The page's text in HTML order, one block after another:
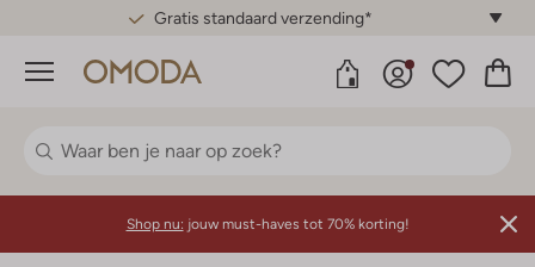
Gratis standaard verzending*
Menu
Shop nu: jouw must-haves tot 70% korting!